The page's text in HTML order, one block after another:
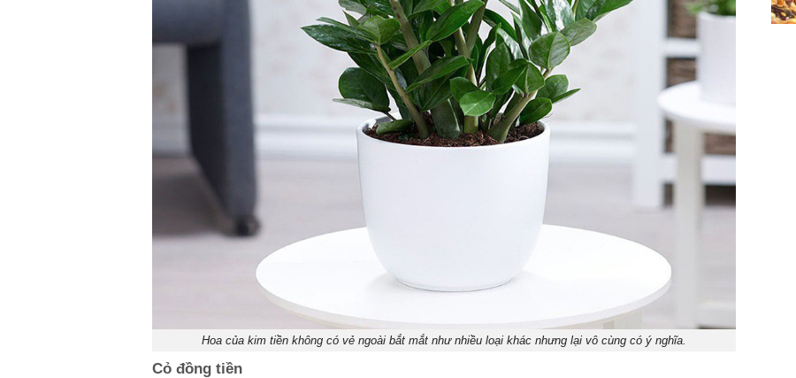
Hoa của kim tiền không có vẻ ngoài bắt mắt như nhiều loại khác nhưng lại vô cùng có ý nghĩa.
Cỏ đồng tiền